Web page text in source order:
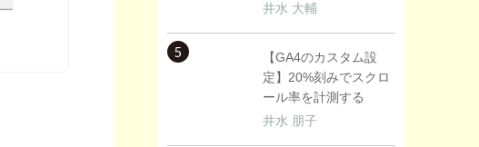
井水 大輔
5
【GA4のカスタム設
定】20%刻みでスクロ
ール率を計測する
井水 朋子